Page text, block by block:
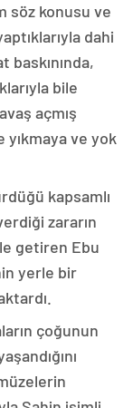
söz konusu ve
dahi
baskınında,
bile
açmış
yıkmaya ve yok
kapsamlı
zararın
getiren Ebu
yerle bir
çoğunun